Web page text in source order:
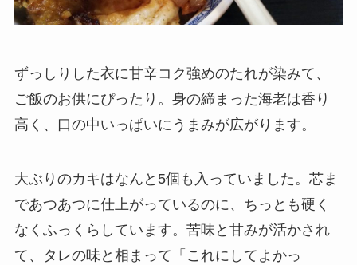
ずっしりした衣に甘辛コク強めのたれが染みて、
ご飯のお供にぴったり。身の締まった海老は香り
高く、口の中いっぱいにうまみが広がります。
大ぶりのカキはなんと5個も入っていました。芯ま
であつあつに仕上がっているのに、ちっとも硬く
なくふっくらしています。苦味と甘みが活かされ
て、タレの味と相まって「これにしてよかっ